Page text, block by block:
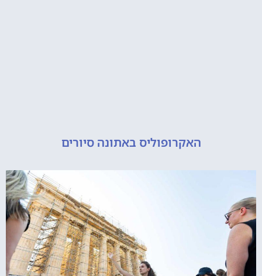
האקרופוליס באתונה סיורים